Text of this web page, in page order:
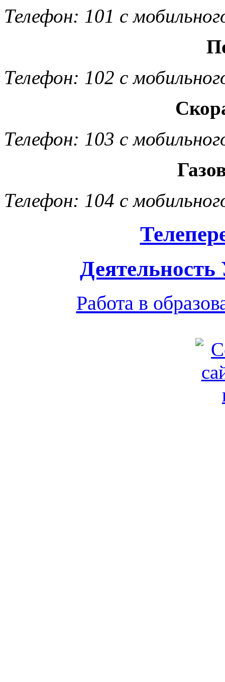
Телефон: 101 с
Телефон: 102 с
Телефон: 103 с
Телефон: 104 с
Работа в